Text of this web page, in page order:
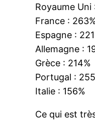
Royaume Uni
France : 263%
Espagne :
Allemagne :
Grèce : 214%
Portugal :
Italie : 156%
Ce qui est